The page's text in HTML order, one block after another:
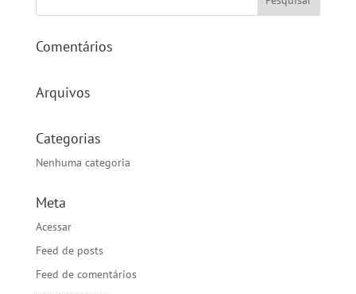
Comentários
Arquivos
Categorias
Nenhuma categoria
Meta
Acessar
Feed de posts
Feed de comentários